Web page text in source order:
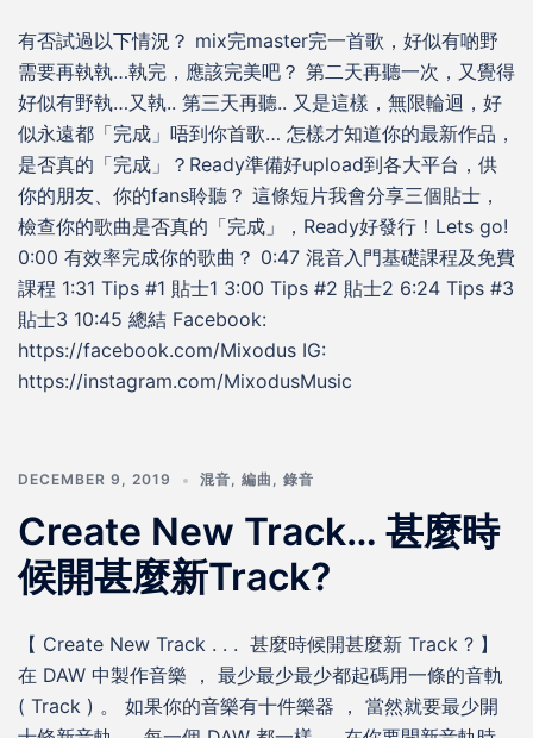
有否試過以下情況？ mix完master完一首歌，好似有啲野
需要再執執…執完，應該完美吧？ 第二天再聽一次，又覺得
好似有野執…又執.. 第三天再聽.. 又是這樣，無限輪迴，好
似永遠都「完成」唔到你首歌… 怎樣才知道你的最新作品，
是否真的「完成」？Ready準備好upload到各大平台，供
你的朋友、你的fans聆聽？ 這條短片我會分享三個貼士，
檢查你的歌曲是否真的「完成」，Ready好發行！Lets go!
0:00 有效率完成你的歌曲？ 0:47 混音入門基礎課程及免費
課程 1:31 Tips #1 貼士1 3:00 Tips #2 貼士2 6:24 Tips #3
貼士3 10:45 總結 Facebook:
https://facebook.com/Mixodus IG:
https://instagram.com/MixodusMusic
DECEMBER 9, 2019 混音, 編曲 , 錄音
Create New Track… 甚麼時
候開甚麼新Track?
【 Create New Track . . . 甚麼時候開甚麼新 Track ? 】
在 DAW 中製作音樂 ， 最少最少最少都起碼用一條的音軌
( Track ) 。 如果你的音樂有十件樂器 ， 當然就要最少開